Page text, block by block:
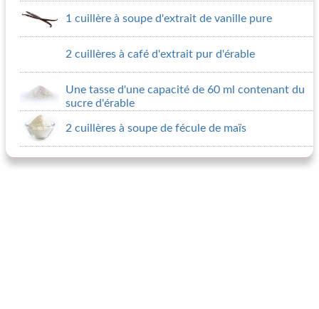
1 cuillère à soupe d'extrait de vanille pure
2 cuillères à café d'extrait pur d'érable
Une tasse d'une capacité de 60 ml contenant du
sucre d'érable
2 cuillères à soupe de fécule de maïs